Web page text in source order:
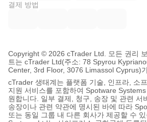
결제 방법
Copyright © 2026 cTrader Ltd. 모든 권리 보
트는 cTrader Ltd(주소: 78 Spyrou
Center, 3rd Floor, 3076 Limassol Cyprus)
cTrader 생태계는 플랫폼 기술, 인프라, 소
지원 서비스를 포함하여 Spotware
원합니다. 일부 결제, 청구, 송장 및 관련 서
송장이나 관련 약관에 명시된 바에 따라
또는 동일 그룹 내 다른 회사가 제공할 수